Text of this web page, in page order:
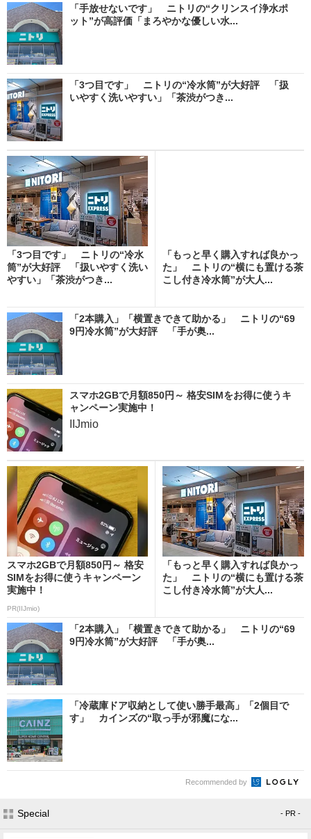
「手放せないです」 ニトリの“クリンスイ浄水ポ
ット”が高評価「まろやかな優しい水...
「3つ目です」 ニトリの“冷水筒”が大好評 「扱
いやすく洗いやすい」「茶渋がつき...
「3つ目です」 ニトリの“冷水
筒”が大好評 「扱いやすく洗い
やすい」「茶渋がつき...
「もっと早く購入すれば良かっ
た」 ニトリの“横にも置ける茶
こし付き冷水筒”が大人...
「2本購入」「横置きできて助かる」 ニトリの“69
9円冷水筒”が大好評 「手が奥...
スマホ2GBで月額850円～ 格安SIMをお得に使うキ
ャンペーン実施中！
IIJmio
スマホ2GBで月額850円～ 格安
SIMをお得に使うキャンペーン
実施中！
PR(IIJmio)
「もっと早く購入すれば良かっ
た」 ニトリの“横にも置ける茶
こし付き冷水筒”が大人...
「2本購入」「横置きできて助かる」 ニトリの“69
9円冷水筒”が大好評 「手が奥...
「冷蔵庫ドア収納として使い勝手最高」「2個目で
す」 カインズの“取っ手が邪魔にな...
Recommended by
Special - PR -